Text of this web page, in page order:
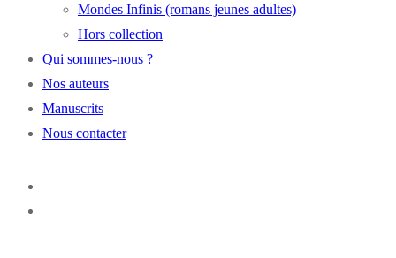
Mondes Infinis (romans jeunes adultes)
Hors collection
Qui sommes-nous ?
Nos auteurs
Manuscrits
Nous contacter